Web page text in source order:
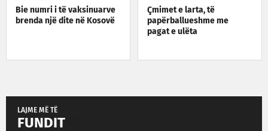
Çmimet e larta, të
papërballueshme me
pagat e ulëta
Bie numri i të vaksinuarve
brenda një dite në Kosovë
LAJME MË TË
FUNDIT